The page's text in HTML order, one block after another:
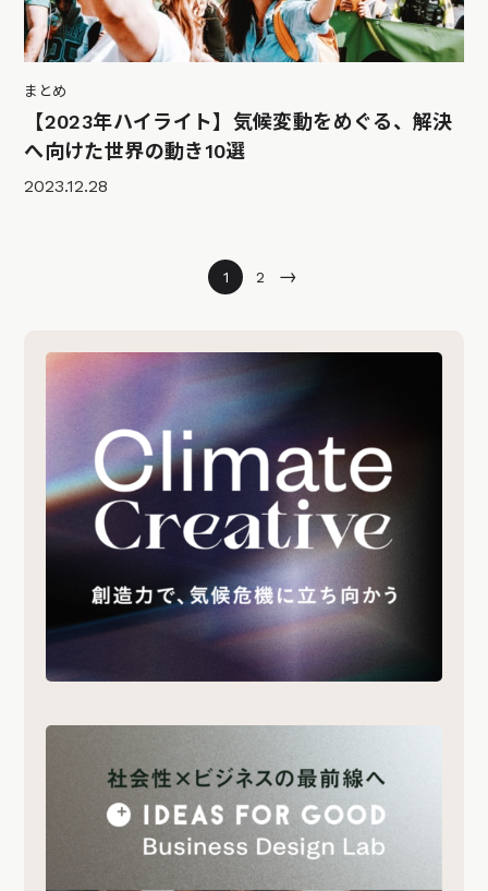
まとめ
【2023年ハイライト】気候変動をめぐる、解決
へ向けた世界の動き10選
2023.12.28
1 2 →